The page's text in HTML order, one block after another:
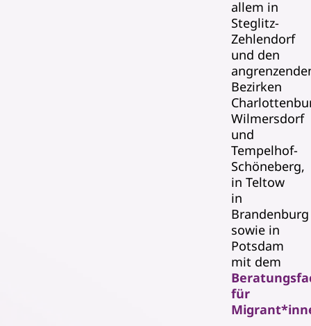
allem in
Steglitz-
Zehlendorf
und den
Bezirken
Wilmersdorf
und
Tempelhof-
Schöneberg,
in Teltow
in
Brandenburg
sowie in
Potsdam
mit dem
für